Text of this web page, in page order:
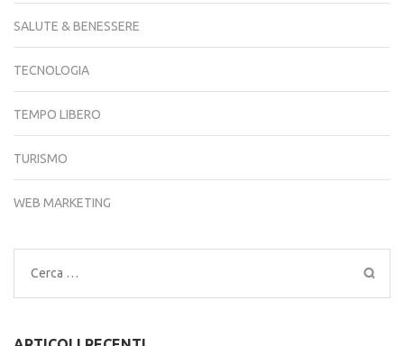
SALUTE & BENESSERE
TECNOLOGIA
TEMPO LIBERO
TURISMO
WEB MARKETING
Ricerca
per: